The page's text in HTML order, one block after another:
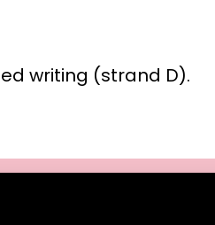
writing (strand D).